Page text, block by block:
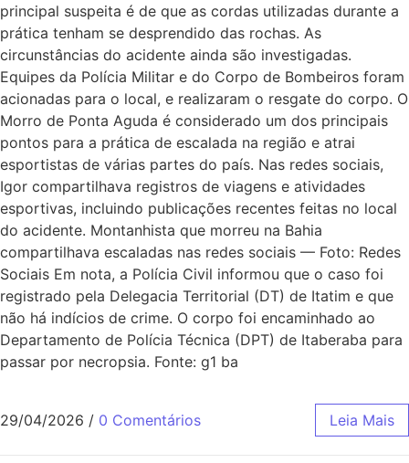
principal suspeita é de que as cordas utilizadas durante a
prática tenham se desprendido das rochas. As
circunstâncias do acidente ainda são investigadas.
Equipes da Polícia Militar e do Corpo de Bombeiros foram
acionadas para o local, e realizaram o resgate do corpo. O
Morro de Ponta Aguda é considerado um dos principais
pontos para a prática de escalada na região e atrai
esportistas de várias partes do país. Nas redes sociais,
Igor compartilhava registros de viagens e atividades
esportivas, incluindo publicações recentes feitas no local
do acidente. Montanhista que morreu na Bahia
compartilhava escaladas nas redes sociais — Foto: Redes
Sociais Em nota, a Polícia Civil informou que o caso foi
registrado pela Delegacia Territorial (DT) de Itatim e que
não há indícios de crime. O corpo foi encaminhado ao
Departamento de Polícia Técnica (DPT) de Itaberaba para
passar por necropsia. Fonte: g1 ba
29/04/2026 / 0 Comentários Leia Mais